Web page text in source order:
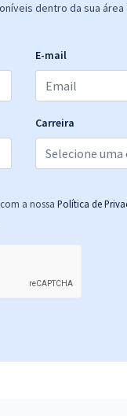
dentro da sua
E-mail
Carreira
a nossa Política de